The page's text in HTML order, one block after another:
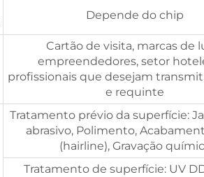
Depende do chip
Cartão de visita, marcas de
empreendedores, setor
profissionais que desejam
e requinte
Tratamento prévio da superfície:
abrasivo, Polimento,
(hairline), Gravação
Tratamento de superfície: UV